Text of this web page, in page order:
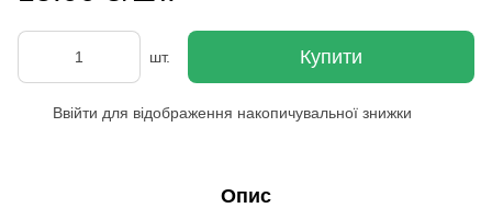
шт. Купити
Ввійти для відображення накопичувальної знижки
Опис